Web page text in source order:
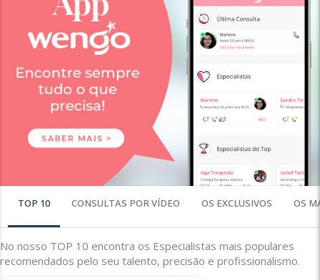
TOP 10 CONSULTAS POR VÍDEO OS EXCLUSIVOS OS
No nosso TOP 10 encontra os Especialistas mais populares
recomendados pelo seu talento, precisão e profissionalismo.